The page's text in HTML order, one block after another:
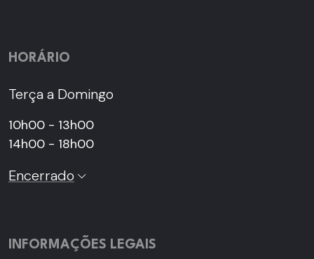
HORÁRIO
Terça a Domingo
10h00 - 13h00
14h00 - 18h00
Encerrado
INFORMAÇÕES LEGAIS